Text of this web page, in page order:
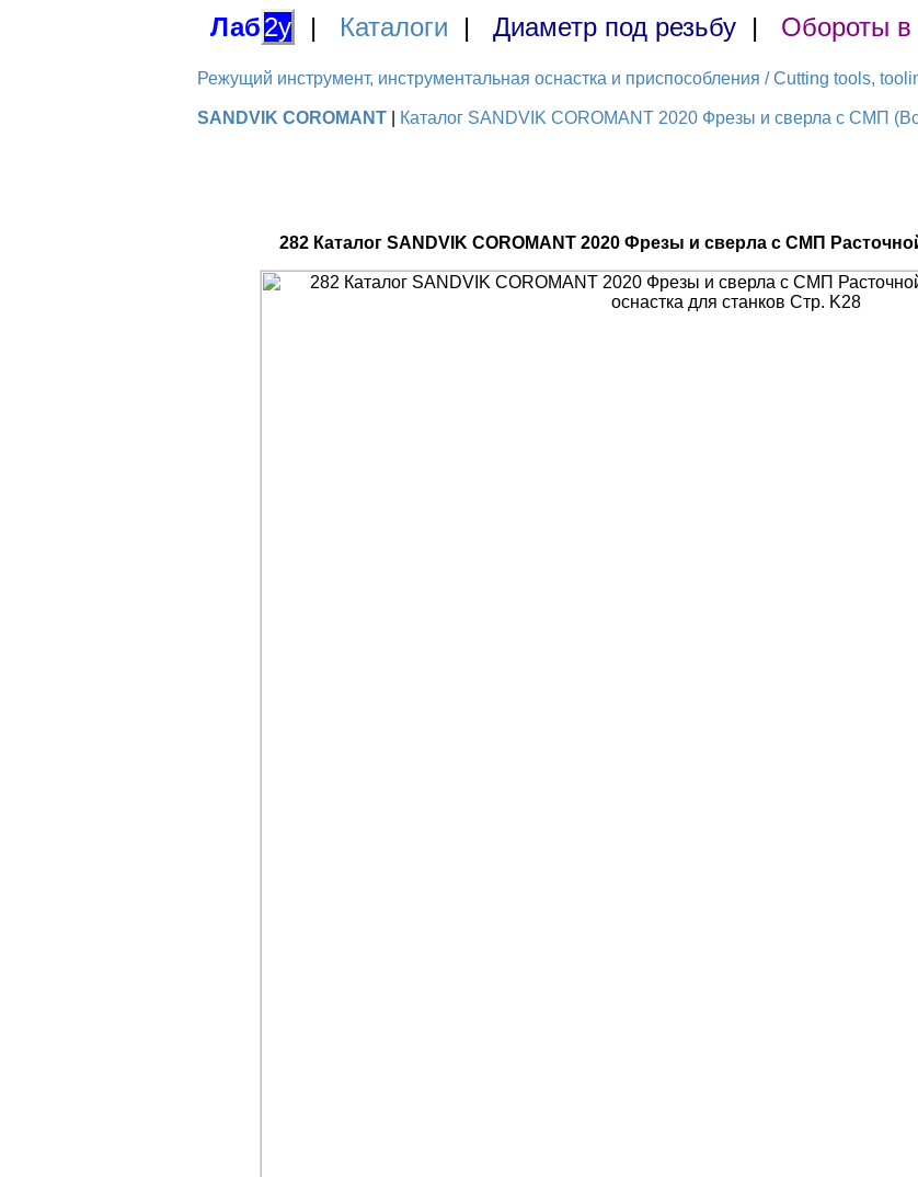
Лаб2у | Каталоги | Диаметр под резьбу | Обороты в
Режущий инструмент, инструментальная оснастка и приспособления / Cutting tools,
SANDVIK COROMANT Каталог SANDVIK COROMANT 2020 Фрезы и сверла с СМП
282 Каталог SANDVIK COROMANT 2020 Фрезы и сверла с СМП